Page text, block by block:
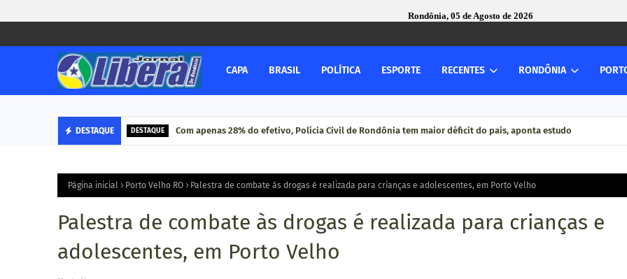
Rondônia, 05 de Agosto de 2026
CAPA BRASIL POLÍTICA ESPORTE RECENTES RONDÔNIA
DESTAQUE DESTAQUE Com apenas 28% do efetivo, Polícia Civil de Rondônia tem maior déficit do país, aponta estudo
Página inicial Porto Velho RO Palestra de combate às drogas é realizada para crianças e adolescentes, em Porto Velho
Palestra de combate às drogas é realizada para crianças e
adolescentes, em Porto Velho